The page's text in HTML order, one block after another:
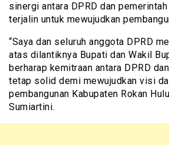
sinergi antara DPRD dan
terjalin untuk mewujudkan
“Saya dan seluruh anggota DPRD
atas dilantiknya Bupati dan Wakil
berharap kemitraan antara DPRD
tetap solid demi mewujudkan visi
pembangunan Kabupaten Rokan
Sumiartini.